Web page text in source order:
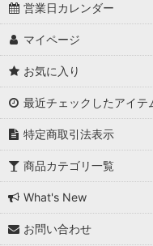
営業日カレンダー
マイページ
お気に入り
最近チェックしたアイテ
特定商取引法表示
商品カテゴリ一覧
What's New
お問い合わせ